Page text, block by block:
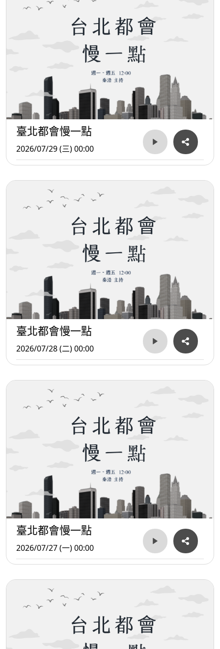
臺北都會慢一點
2026/07/29 (三) 00:00
臺北都會慢一點
2026/07/28 (二) 00:00
臺北都會慢一點
2026/07/27 (一) 00:00